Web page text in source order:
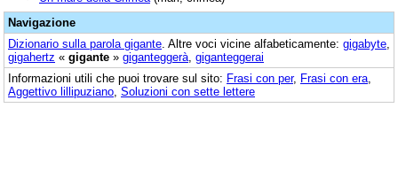
Navigazione
Dizionario sulla parola gigante . Altre voci vicine alfabeticamente: gigabyte
gigahertz « gigante » giganteggerà giganteggerai
Informazioni utili che puoi trovare sul sito: Frasi con per, Frasi con era
Aggettivo lillipuziano Soluzioni con sette lettere